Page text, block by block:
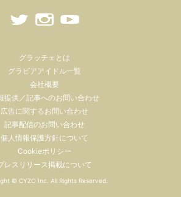
グラッチェとは
グラビアアイドル一覧
会社概要
提供／記事へのお問い合わせ
広告に関するお問い合わせ
記事配信のお問い合わせ
個人情報保護方針について
Cookieポリシー
レスリリース掲載について
© CYZO Inc. All Rights Reserved.